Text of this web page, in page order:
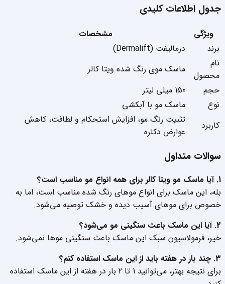
جدول اطلاعات کلیدی
ویژگی
مشخصات
برند
درمالیفت (Dermalift)
نام
محصول
ماسک موی رنگ شده ویتا کالر
حجم
150 میلی لیتر
نوع
ماسک مو با آبکشی
کاربرد
تثبیت رنگ مو، افزایش استحکام و لطافت، کاهش
عوارض دکلره
سوالات متداول
1. آیا ماسک مو ویتا کالر برای همه انواع مو مناسب است؟
بله، این ماسک برای انواع موهای رنگ شده مناسب است، اما به
خصوص برای موهای آسیب دیده و خشک توصیه می‌شود.
2. آیا این ماسک باعث سنگینی مو می‌شود؟
خیر، فرمولاسیون سبک این ماسک باعث سنگینی موها نمی‌شود.
3. چند بار در هفته باید از این ماسک استفاده کنم؟
برای نتیجه بهتر، می‌توانید 1 تا 2 بار در هفته از این ماسک استفاده